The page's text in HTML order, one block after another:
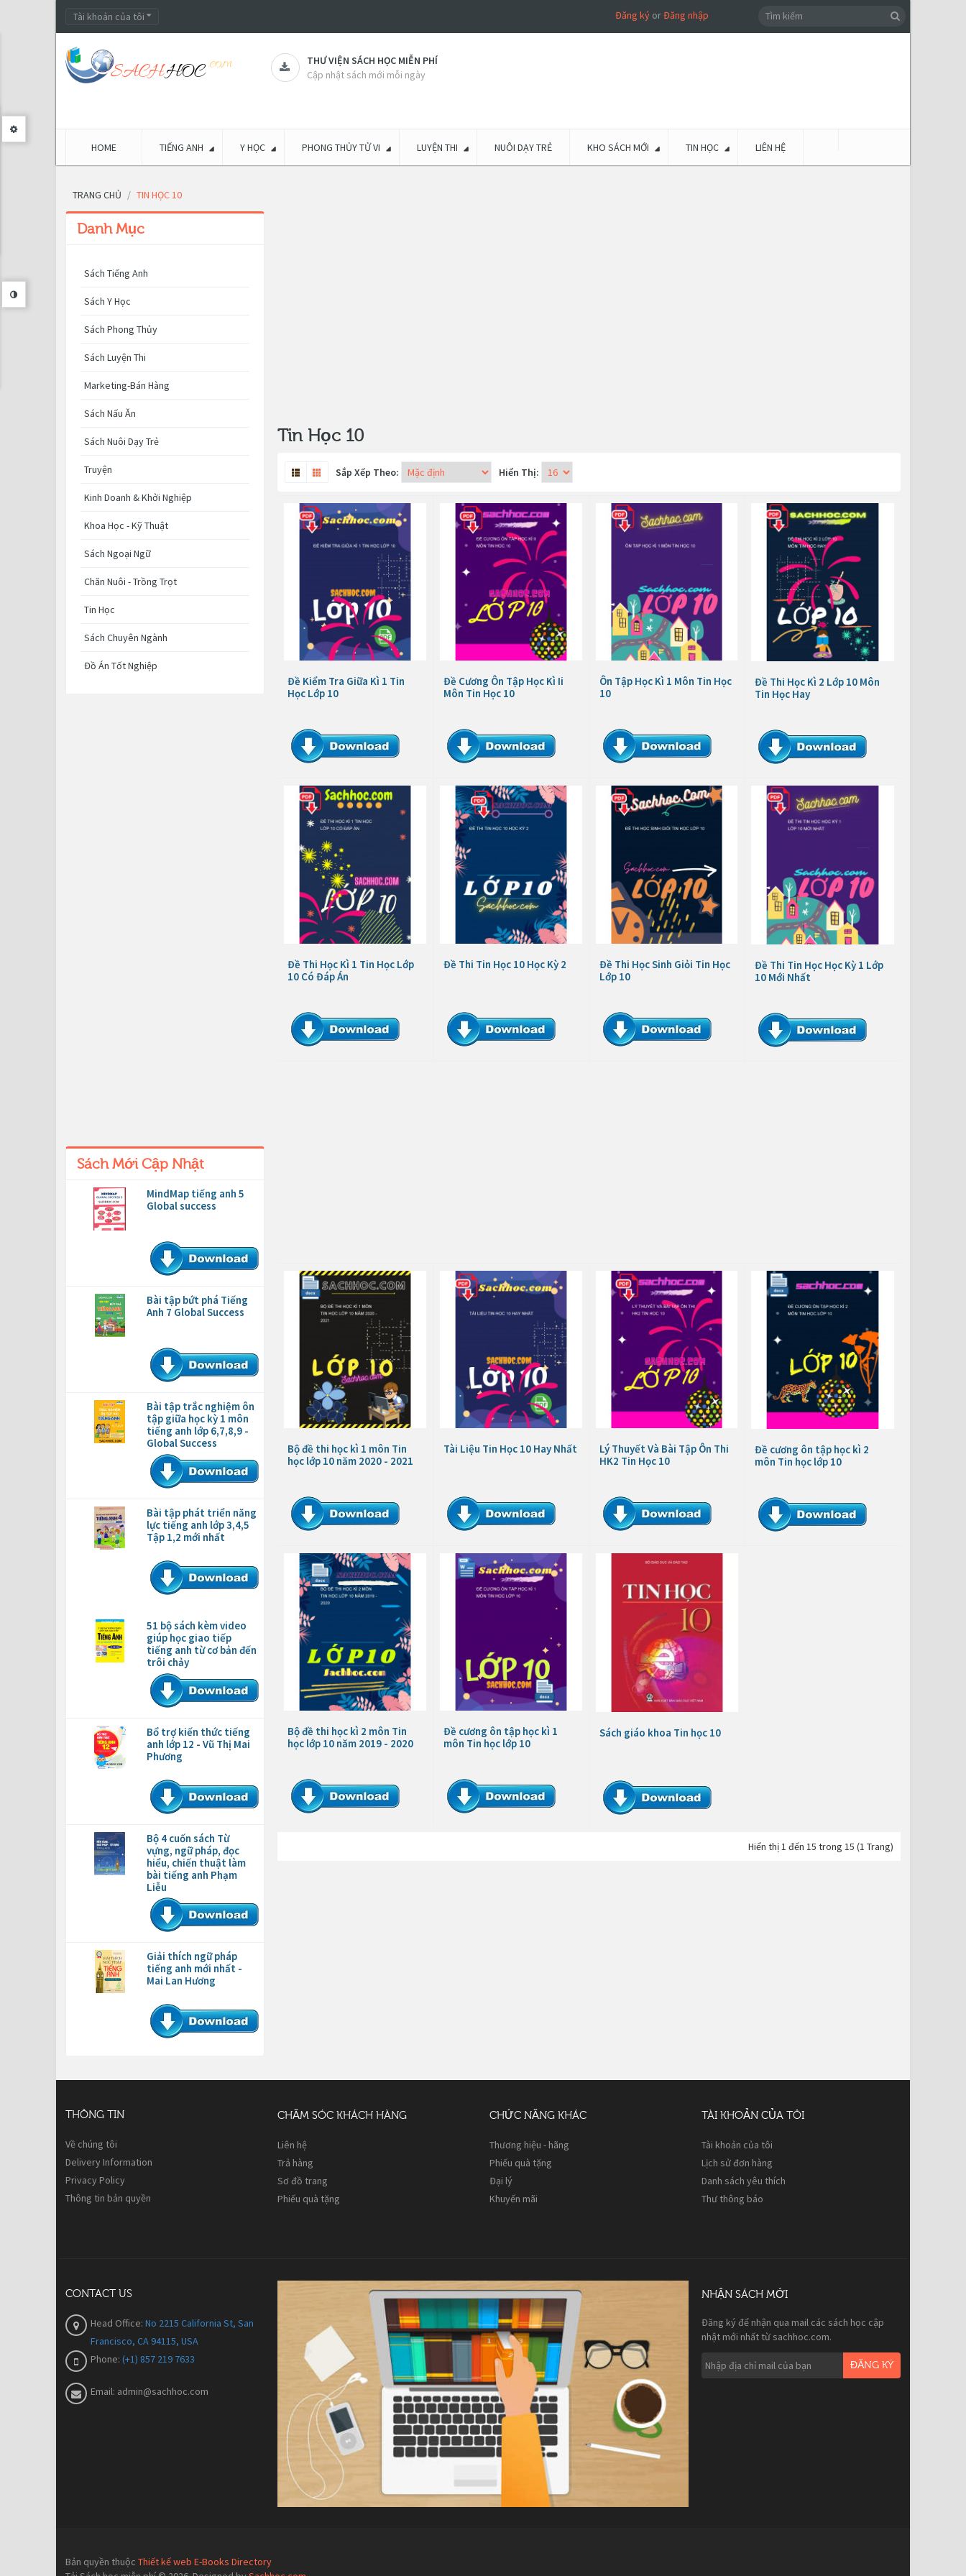
Tài khoản của tôi Đăng kýorĐăng nhập
THƯ VIỆN SÁCH HỌC MIỄN PHÍ
Cập nhật sách mới mỗi ngày
HOME TIẾNG ANH Y HỌC PHONG THỦY TỬ VI LUYỆN THI NUÔI DẠY TRẺ KHO SÁCH MỚI TIN HỌC LIÊN HỆ
TRANG CHỦ TIN HỌC 10
Danh Mục
Sách Tiếng Anh
Sách Y Học
Sách Phong Thủy
Sách Luyện Thi
Marketing-Bán Hàng
Sách Nấu Ăn
Sách Nuôi Dạy Trẻ
Truyện
Kinh Doanh & Khởi Nghiệp
Khoa Học - Kỹ Thuật
Sách Ngoại Ngữ
Chăn Nuôi - Trồng Trọt
Tin Học
Sách Chuyên Ngành
Đồ Án Tốt Nghiệp
Sách Mới Cập Nhật
MindMap tiếng anh 5
Global success
Bài tập bứt phá Tiếng
Anh 7 Global Success
Bài tập trắc nghiệm ôn
tập giữa học kỳ 1 môn
tiếng anh lớp 6,7,8,9 -
Global Success
Bài tập phát triển năng
lực tiếng anh lớp 3,4,5
Tập 1,2 mới nhất
51 bộ sách kèm video
giúp học giao tiếp
tiếng anh từ cơ bản đến
trôi chảy
Bổ trợ kiến thức tiếng
anh lớp 12 - Vũ Thị Mai
Phương
Bộ 4 cuốn sách Từ
vựng, ngữ pháp, đọc
hiểu, chiến thuật làm
bài tiếng anh Phạm
Liễu
Giải thích ngữ pháp
tiếng anh mới nhất -
Mai Lan Hương
Tin Học 10
Sắp Xếp Theo: Hiển Thị:
Đề Kiểm Tra Giữa Kì 1 Tin
Học Lớp 10
Đề Cương Ôn Tập Học Kì Ii
Môn Tin Học 10
Ôn Tập Học Kì 1 Môn Tin Học
10
Đề Thi Học Kì 2 Lớp 10 Môn
Tin Học Hay
Đề Thi Học Kì 1 Tin Học Lớp
10 Có Đáp Án
Đề Thi Tin Học 10 Học Kỳ 2
Đề Thi Học Sinh Giỏi Tin Học
Lớp 10
Đề Thi Tin Học Học Kỳ 1 Lớp
10 Mới Nhất
Bộ đề thi học kì 1 môn Tin
học lớp 10 năm 2020 - 2021
Tài Liệu Tin Học 10 Hay Nhất
Lý Thuyết Và Bài Tập Ôn Thi
HK2 Tin Học 10
Đề cương ôn tập học kì 2
môn Tin học lớp 10
Bộ đề thi học kì 2 môn Tin
học lớp 10 năm 2019 - 2020
Đề cương ôn tập học kì 1
môn Tin học lớp 10
Sách giáo khoa Tin học 10
Hiển thị 1 đến 15 trong 15 (1 Trang)
THÔNG TIN
Về chúng tôi
Delivery Information
Privacy Policy
Thông tin bản quyền
CHĂM SÓC KHÁCH HÀNG
Liên hệ
Trả hàng
Sơ đồ trang
Phiếu quà tặng
CHỨC NĂNG KHÁC
Thương hiệu - hãng
Phiếu quà tặng
Đại lý
Khuyến mãi
TÀI KHOẢN CỦA TÔI
Tài khoản của tôi
Lịch sử đơn hàng
Danh sách yêu thích
Thư thông báo
CONTACT US
Head Office: No 2215 California St, San
Francisco, CA 94115, USA
Phone: (+1) 857 219 7633
Email: admin@sachhoc.com
NHẬN SÁCH MỚI
Đăng ký để nhận qua mail các sách học cập
nhật mới nhất từ sachhoc.com.
ĐĂNG KÝ
Bản quyền thuộc Thiết kế web E-Books Directory